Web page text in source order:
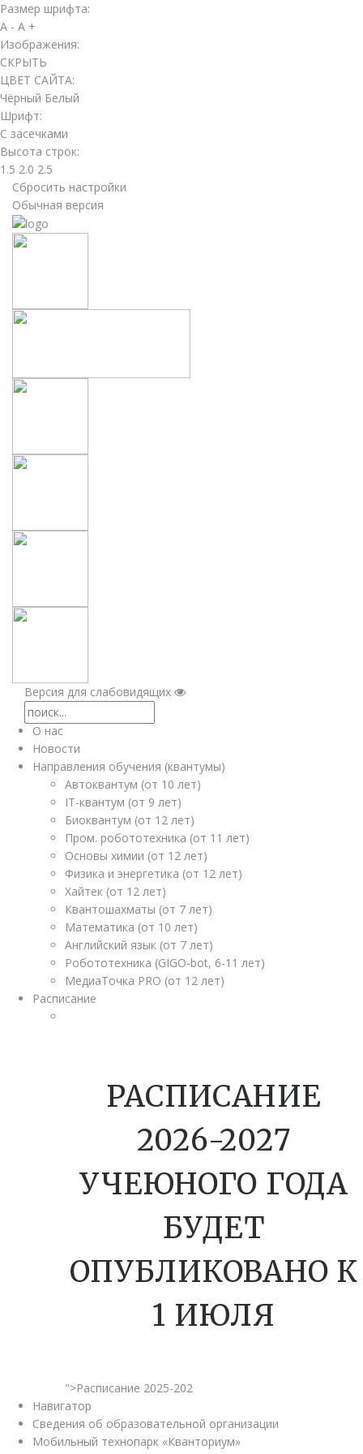
Размер шрифта:
A - A +
Изображения:
СКРЫТЬ
ЦВЕТ САЙТА:
Чёрный Белый
Шрифт:
С засечками
Высота строк:
1.5 2.0 2.5
Сбросить настройки
Обычная версия
Версия для слабовидящих
О нас
Новости
Направления обучения (квантумы)
Автоквантум (от 10 лет)
IT-квантум (от 9 лет)
Биоквантум (от 12 лет)
Пром. робототехника (от 11 лет)
Основы химии (от 12 лет)
Физика и энергетика (от 12 лет)
Хайтек (от 12 лет)
Квантошахматы (от 7 лет)
Математика (от 10 лет)
Английский язык (от 7 лет)
Робототехника (GIGO-bot, 6-11 лет)
МедиаТочка PRO (от 12 лет)
Расписание
РАСПИСАНИЕ
2026-2027
УЧЕЮНОГО ГОДА
БУДЕТ
ОПУБЛИКОВАНО К
1 ИЮЛЯ
">Расписание 2025-202
Навигатор
Сведения об образовательной организации
Мобильный технопарк «Кванториум»